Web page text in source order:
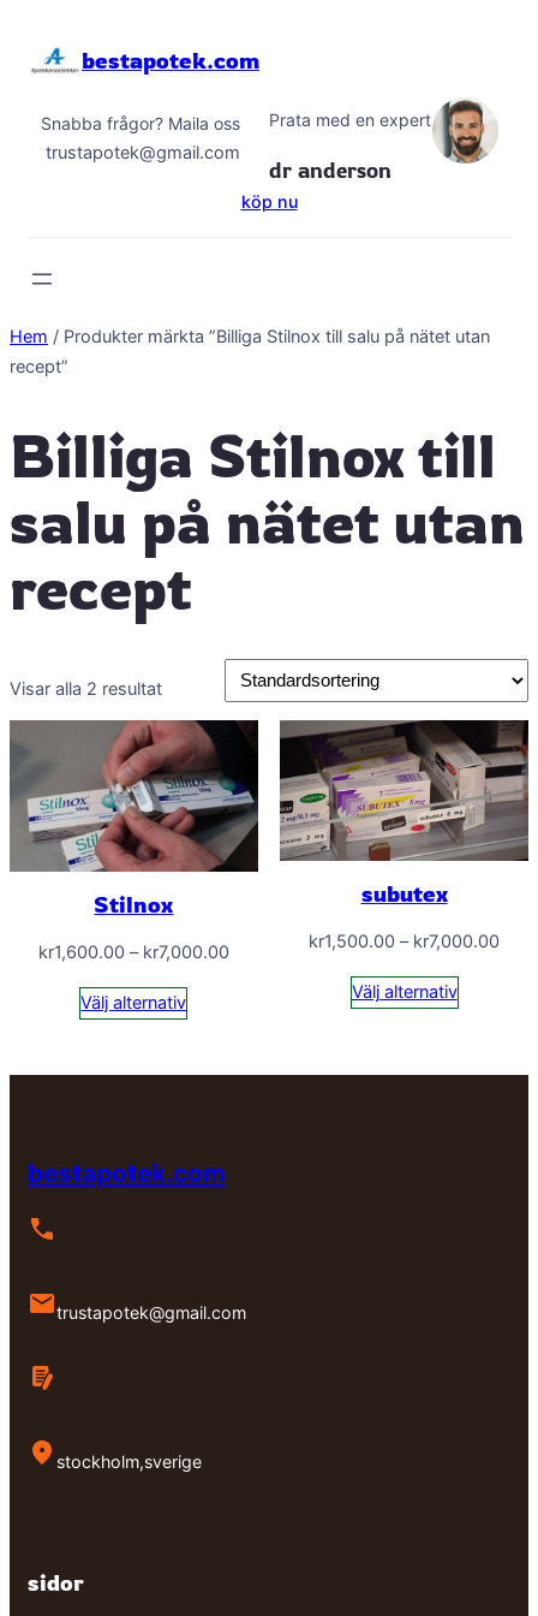
bestapotek.com
Snabba frågor? Maila oss
trustapotek@gmail.com
Prata med en expert
dr anderson
köp nu
Hem / Produkter märkta ”Billiga Stilnox till salu på nätet utan
recept”
Billiga Stilnox till
salu på nätet utan
recept
Visar alla 2 resultat
Stilnox
kr1,600.00 – kr7,000.00Prisintervall:
Välj alternativ
subutex
kr1,500.00 – kr7,000.00
Välj alternativ
bestapotek.com
trustapotek@gmail.com
stockholm,sverige
sidor